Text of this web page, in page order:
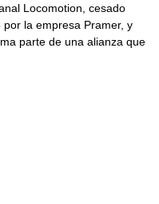
Locomotion, cesado
la empresa Pramer, y
parte de una alianza que